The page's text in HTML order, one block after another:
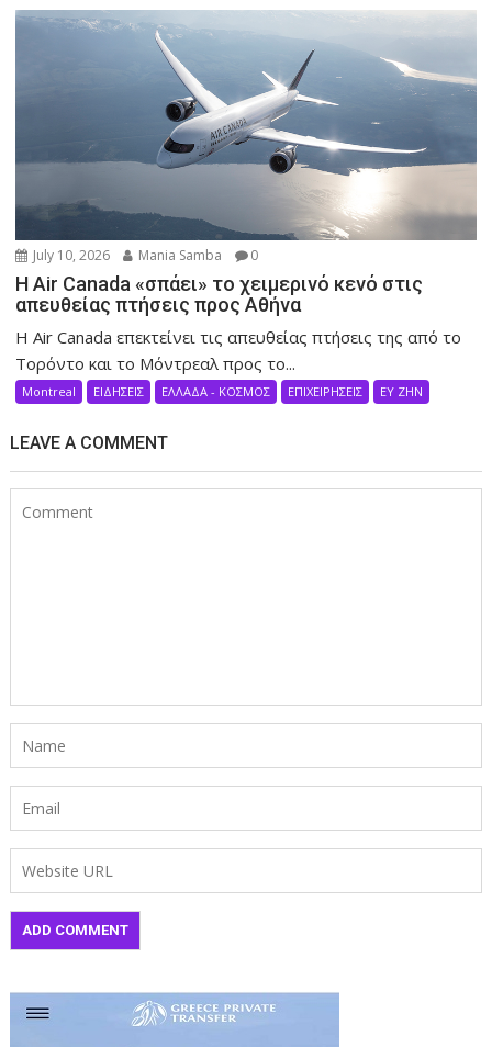
July 10, 2026 Mania Samba 0
Η Air Canada «σπάει» το χειμερινό κενό στις
απευθείας πτήσεις προς Αθήνα
Η Air Canada επεκτείνει τις απευθείας πτήσεις της από το
Τορόντο και το Μόντρεαλ προς το...
Montreal ΕΙΔΗΣΕΙΣ ΕΛΛΑΔΑ - ΚΟΣΜΟΣ ΕΠΙΧΕΙΡΗΣΕΙΣ ΕΥ ΖΗΝ
LEAVE A COMMENT